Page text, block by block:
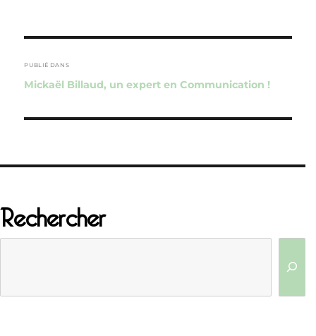
de
l’article
PUBLIÉ DANS
Mickaël Billaud, un expert en Communication !
Rechercher